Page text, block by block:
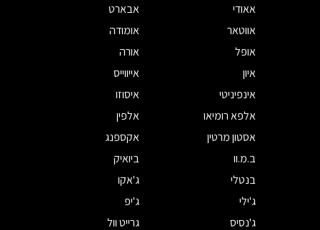
אאודי
אבארט
אווטאר
אומודה
אופל
אורה
איון
אייווייס
אינפיניטי
איסוזו
אלפא רומיאו
אלפין
אסטון מרטין
אקספנג
ב.מ.וו
ביואיק
בנטלי
ג'אקו
ג'ילי
ג'יפ
ג'נסיס
גרייט וול